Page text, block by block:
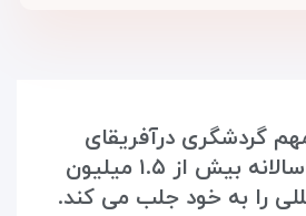
گردشگری درآفریقای
جنوبی است که سالانه بیش از ۱.۵ میلیون
را به خود جلب می کند.